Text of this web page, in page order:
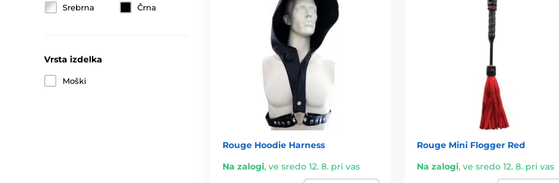
Srebrna
Črna
Vrsta izdelka
Moški
Rouge Hoodie Harness
Na zalogi, ve sredo 12. 8. pri vas
Rouge Mini Flogger Red
Na zalogi, ve sredo 12. 8. pri vas